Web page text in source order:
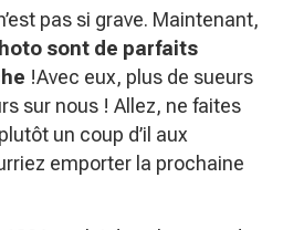
pas si grave. Maintenant,
sont de parfaits
!Avec eux, plus de sueurs
sur nous ! Allez, ne faites
un coup d’il aux
emporter la prochaine